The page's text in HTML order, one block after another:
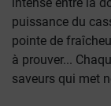
puissance du
pointe de
à prouver...
saveurs qui met